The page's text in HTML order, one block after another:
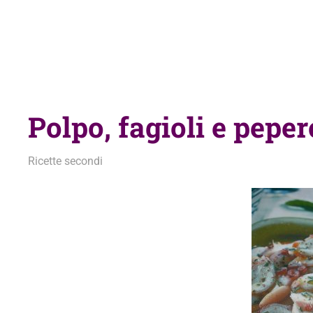
Polpo, fagioli e
28 Settembre 2013
admin
Ricette secondi